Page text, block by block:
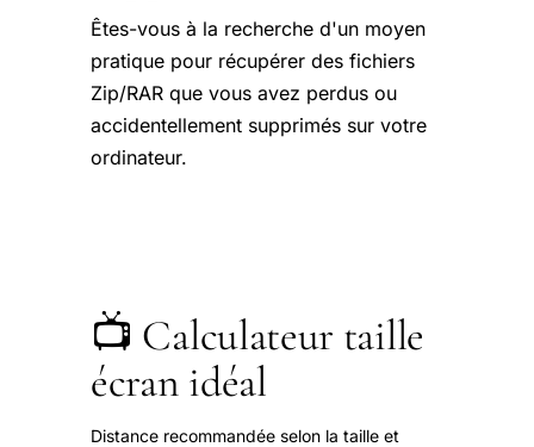
Êtes-vous à la recherche d'un moyen
pratique pour récupérer des fichiers
Zip/RAR que vous avez perdus ou
accidentellement supprimés sur votre
ordinateur.
📺 Calculateur taille
écran idéal
Distance recommandée selon la taille et